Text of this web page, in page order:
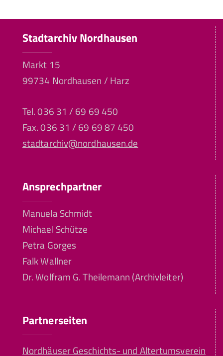
Stadtarchiv Nordhausen
Markt 15
99734 Nordhausen / Harz
Tel. 036 31 / 69 69 450
Fax. 036 31 / 69 69 87 450
stadtarchiv@nordhausen.de
Ansprechpartner
Manuela Schmidt
Michael Schütze
Petra Gorges
Falk Wallner
Dr. Wolfram G. Theilemann (Archivleiter)
Partnerseiten
Nordhäuser Geschichts- und Altertumsverein